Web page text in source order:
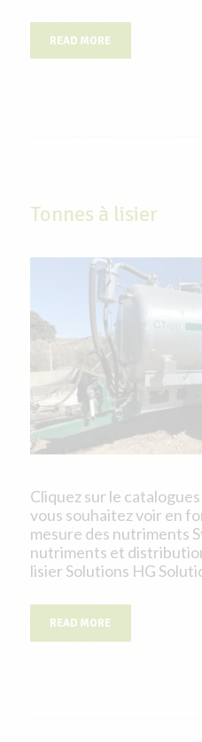
READ MORE
Tonnes à lisier
Cliquez sur le
vous souhaitez voir en
mesure des nutriments
nutriments et
lisier Solutions HG
READ MORE